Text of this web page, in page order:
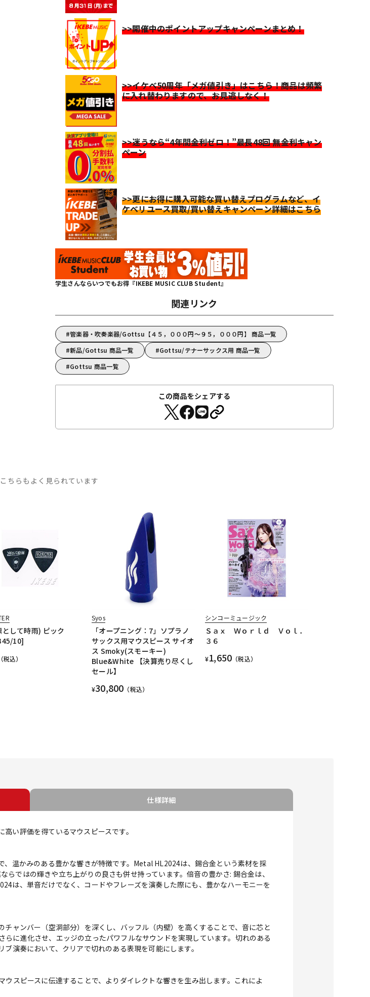
>>開催中のポイントアップキャンペーンまとめ！
>>イケベ50周年「メガ値引き」はこちら！商品は頻繁
に入れ替わりますので、お見逃しなく！
>>迷うなら“4年間金利ゼロ！”最長48回 無金利キャン
ペーン
>>更にお得に購入可能な買い替えプログラムなど、イ
ケベリユース買取/買い替えキャンペーン詳細はこちら
学生さんならいつでもお得『IKEBE MUSIC CLUB Student』
関連リンク
管楽器・吹奏楽器/Gottsu【４５，０００円～９５，０００円】 商品一覧
新品/Gottsu 商品一覧
Gottsu/テナーサックス用 商品一覧
Gottsu 商品一覧
この商品をシェアする
こちらもよく見られています
して時雨) ピック
10]
税込）
Syos
「オープニング：7」ソプラノ
サックス用マウスピース サイオ
ス Smoky(スモーキー)
Blue&White 【決算売り尽くし
セール】
¥30,800 （税込）
シンコーミュージック
Ｓａｘ Ｗｏｒｌｄ Ｖｏｌ．
３６
¥1,650 （税込）
仕様詳細
い評価を得ているマウスピースです。
温かみのある豊かな響きが特徴です。Metal HL2024は、錫合金という素材を採
ではの輝きや立ち上がりの良さも併せ持っています。倍音の豊かさ: 錫合金は、
は、単音だけでなく、コードやフレーズを演奏した際にも、豊かなハーモニーを
ャンバー（空洞部分）を深くし、バッフル（内壁）を高くすることで、音に芯と
に進化させ、エッジの立ったパワフルなサウンドを実現しています。切れのある
演奏において、クリアで切れのある表現を可能にします。
スピースに伝達することで、よりダイレクトな響きを生み出します。これによ